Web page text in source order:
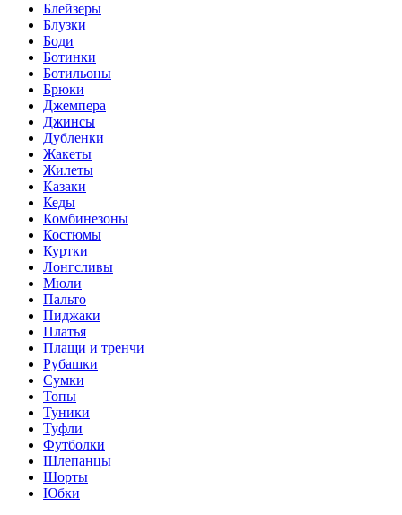
Блейзеры
Блузки
Боди
Ботинки
Ботильоны
Брюки
Джемпера
Джинсы
Дубленки
Жакеты
Жилеты
Казаки
Кеды
Комбинезоны
Костюмы
Куртки
Лонгсливы
Мюли
Пальто
Пиджаки
Платья
Плащи и тренчи
Рубашки
Сумки
Топы
Туники
Туфли
Футболки
Шлепанцы
Шорты
Юбки